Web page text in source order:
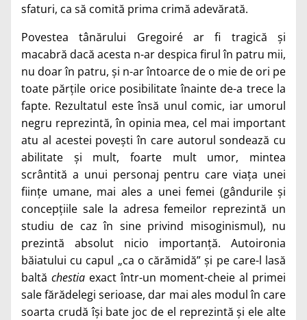
sfaturi, ca să comită prima crimă adevărată.
Povestea tânărului Gregoiré ar fi tragică și
macabră dacă acesta n-ar despica firul în patru mii,
nu doar în patru, și n-ar întoarce de o mie de ori pe
toate părțile orice posibilitate înainte de-a trece la
fapte. Rezultatul este însă unul comic, iar umorul
negru reprezintă, în opinia mea, cel mai important
atu al acestei povești în care autorul sondează cu
abilitate și mult, foarte mult umor, mintea
scrântită a unui personaj pentru care viața unei
ființe umane, mai ales a unei femei (gândurile și
concepțiile sale la adresa femeilor reprezintă un
studiu de caz în sine privind misoginismul), nu
prezintă absolut nicio importanță. Autoironia
băiatului cu capul „ca o cărămidă” și pe care-l lasă
baltă chestiaexact într-un moment-cheie al primei
sale fărădelegi serioase, dar mai ales modul în care
soarta crudă își bate joc de el reprezintă și ele alte